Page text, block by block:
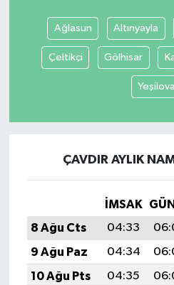
Ağlasun Altınyayla
Çeltikçi Gölhisar
Yeşilova
ÇAVDIR AYLIK
İMSAK
8 Ağu Cts
04:33
9 Ağu Paz
04:34
10 Ağu Pts
04:35